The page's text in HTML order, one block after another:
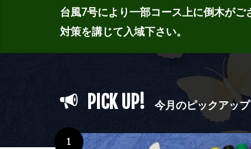
台風7号により一部コース上に倒木がご
対策を講じて入域下さい。
PICK UP! 今月のピックアップ